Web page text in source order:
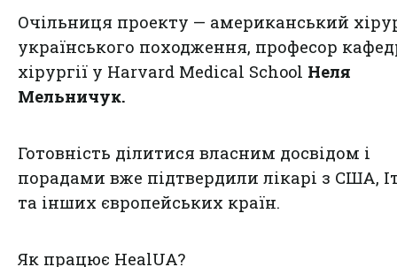
Очільниця проекту — американський
українського походження, професор
хірургії у Harvard Medical School Неля
Мельничук.
Готовність ділитися власним досвідом і
порадами вже підтвердили лікарі з США,
та інших європейських країн.
Як працює HealUA?